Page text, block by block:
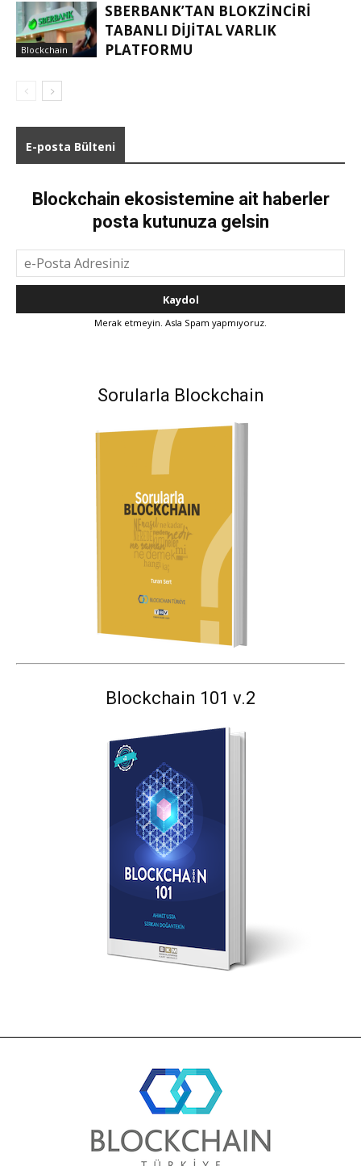
Blockchain
SBERBANK’TAN BLOKZINCIRI
TABANLI DIJITAL VARLIK
PLATFORMU
E-posta Bülteni
Blockchain ekosistemine ait haberler
posta kutunuza gelsin
Merak etmeyin. Asla Spam yapmıyoruz.
Sorularla Blockchain
Blockchain 101 v.2